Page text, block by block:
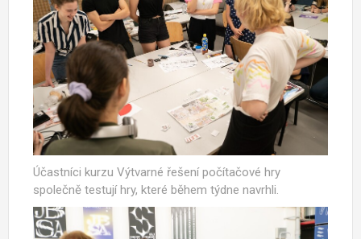
Účastníci kurzu Výtvarné řešení počítačové hry
společně testují hry, které během týdne navrhli.